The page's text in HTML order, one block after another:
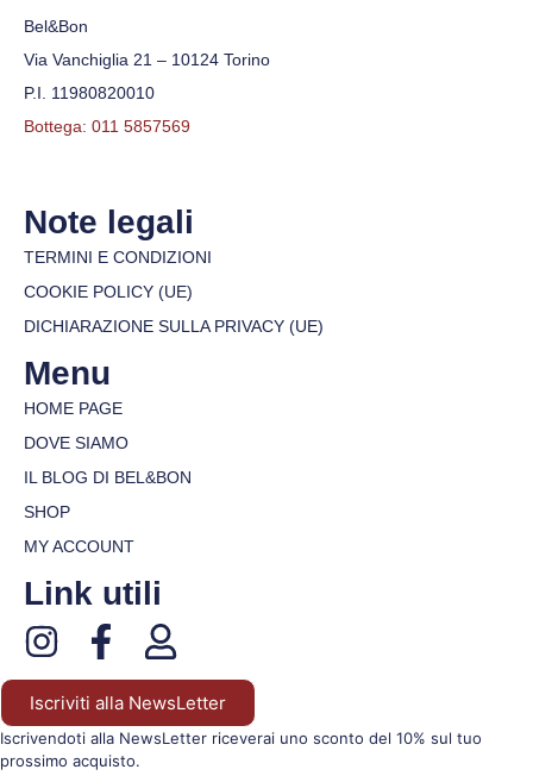
Bel&Bon
Via Vanchiglia 21 – 10124 Torino
P.I. 11980820010
Bottega: 011 5857569
Note legali
TERMINI E CONDIZIONI
COOKIE POLICY (UE)
DICHIARAZIONE SULLA PRIVACY (UE)
Menu
HOME PAGE
DOVE SIAMO
IL BLOG DI BEL&BON
SHOP
MY ACCOUNT
Link utili
Iscriviti alla NewsLetter
Iscrivendoti alla NewsLetter riceverai uno sconto del 10% sul tuo
prossimo acquisto.